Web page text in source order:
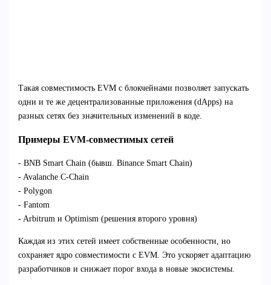
Такая совместимость EVM с блокчейнами позволяет запускать
одни и те же децентрализованные приложения (dApps) на
разных сетях без значительных изменений в коде.
Примеры EVM-совместимых сетей
- BNB Smart Chain (бывш. Binance Smart Chain)
- Avalanche C-Chain
- Polygon
- Fantom
- Arbitrum и Optimism (решения второго уровня)
Каждая из этих сетей имеет собственные особенности, но
сохраняет ядро совместимости с EVM. Это ускоряет адаптацию
разработчиков и снижает порог входа в новые экосистемы.